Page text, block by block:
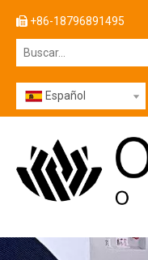
 +86-18796891495
Español